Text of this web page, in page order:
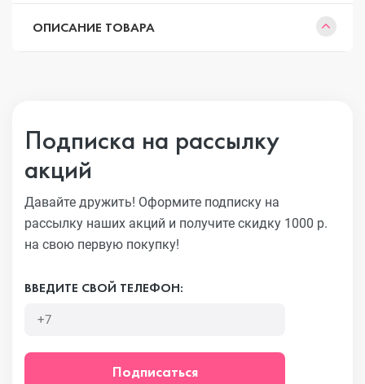
ОПИСАНИЕ ТОВАРА
Подписка на рассылку
акций
Давайте дружить! Оформите подписку на
рассылку наших акций и получите скидку 1000 р.
на свою первую покупку!
ВВЕДИТЕ СВОЙ ТЕЛЕФОН:
Подписаться